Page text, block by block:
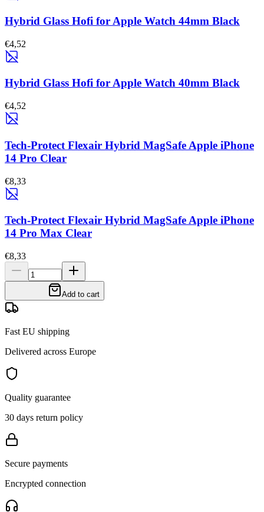
Hybrid Glass Hofi for Apple Watch 44mm Black
€4,52
Hybrid Glass Hofi for Apple Watch 40mm Black
€4,52
Tech-Protect Flexair Hybrid MagSafe Apple iPhone
14 Pro Clear
€8,33
Tech-Protect Flexair Hybrid MagSafe Apple iPhone
14 Pro Max Clear
€8,33
Add to cart
Fast EU shipping
Delivered across Europe
Quality guarantee
30 days return policy
Secure payments
Encrypted connection